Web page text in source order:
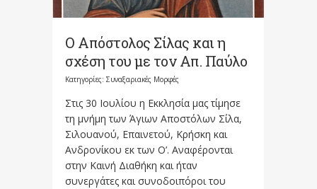
Ο Απόστολος Σίλας και η
σχέση του με τον Απ. Παύλο
Κατηγορίες: Συναξαριακές Μορφές
Στις 30 Ιουλίου η Εκκλησία μας τίμησε
τη μνήμη των Άγιων Αποστόλων Σίλα,
Σιλουανού, Επαινετού, Κρήσκη και
Ανδρονίκου εκ των Ο’. Αναφέρονται
στην Καινή Διαθήκη και ήταν
συνεργάτες και συνοδοιπόροι του